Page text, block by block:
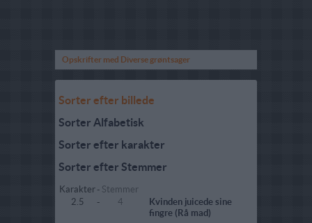
Opskrifter med Diverse grøntsager
Sorter efter billede
Sorter Alfabetisk
Sorter efter karakter
Sorter efter Stemmer
Karakter - Stemmer
2.5
- 4
Kvinden juicede sine
fingre (Rå mad)